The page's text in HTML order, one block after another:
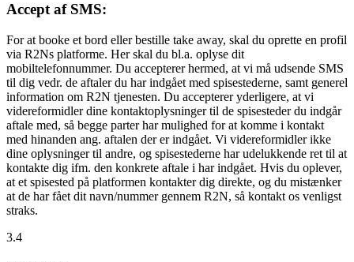
Accept af SMS:
For at booke et bord eller bestille take away, skal du oprette en profil
via R2Ns platforme. Her skal du bl.a. oplyse dit
mobiltelefonnummer. Du accepterer hermed, at vi må udsende SMS
til dig vedr. de aftaler du har indgået med spisestederne, samt generel
information om R2N tjenesten. Du accepterer yderligere, at vi
videreformidler dine kontaktoplysninger til de spisesteder du indgår
aftale med, så begge parter har mulighed for at komme i kontakt
med hinanden ang. aftalen der er indgået. Vi videreformidler ikke
dine oplysninger til andre, og spisestederne har udelukkende ret til at
kontakte dig ifm. den konkrete aftale i har indgået. Hvis du oplever,
at et spisested på platformen kontakter dig direkte, og du mistænker
at de har fået dit navn/nummer gennem R2N, så kontakt os venligst
straks.
3.4